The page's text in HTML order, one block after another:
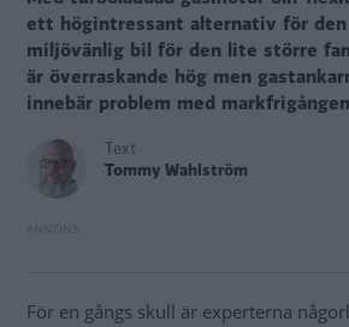
ett högintressant alternativ för den
miljövänlig bil för den lite större
är överraskande hög men
innebär problem med
Text
Tommy Wahlström
För en gångs skull är experterna